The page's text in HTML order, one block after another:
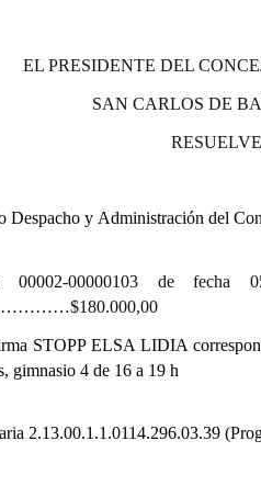
EL PRESIDENTE DEL
SAN CARLOS DE
RESUELVE
Despacho y Administración del
00000103 de fecha
STOPP ELSA LIDIA
gimnasio 4 de 16 a 19 h
2.13.00.1.1.0114.296.03.39